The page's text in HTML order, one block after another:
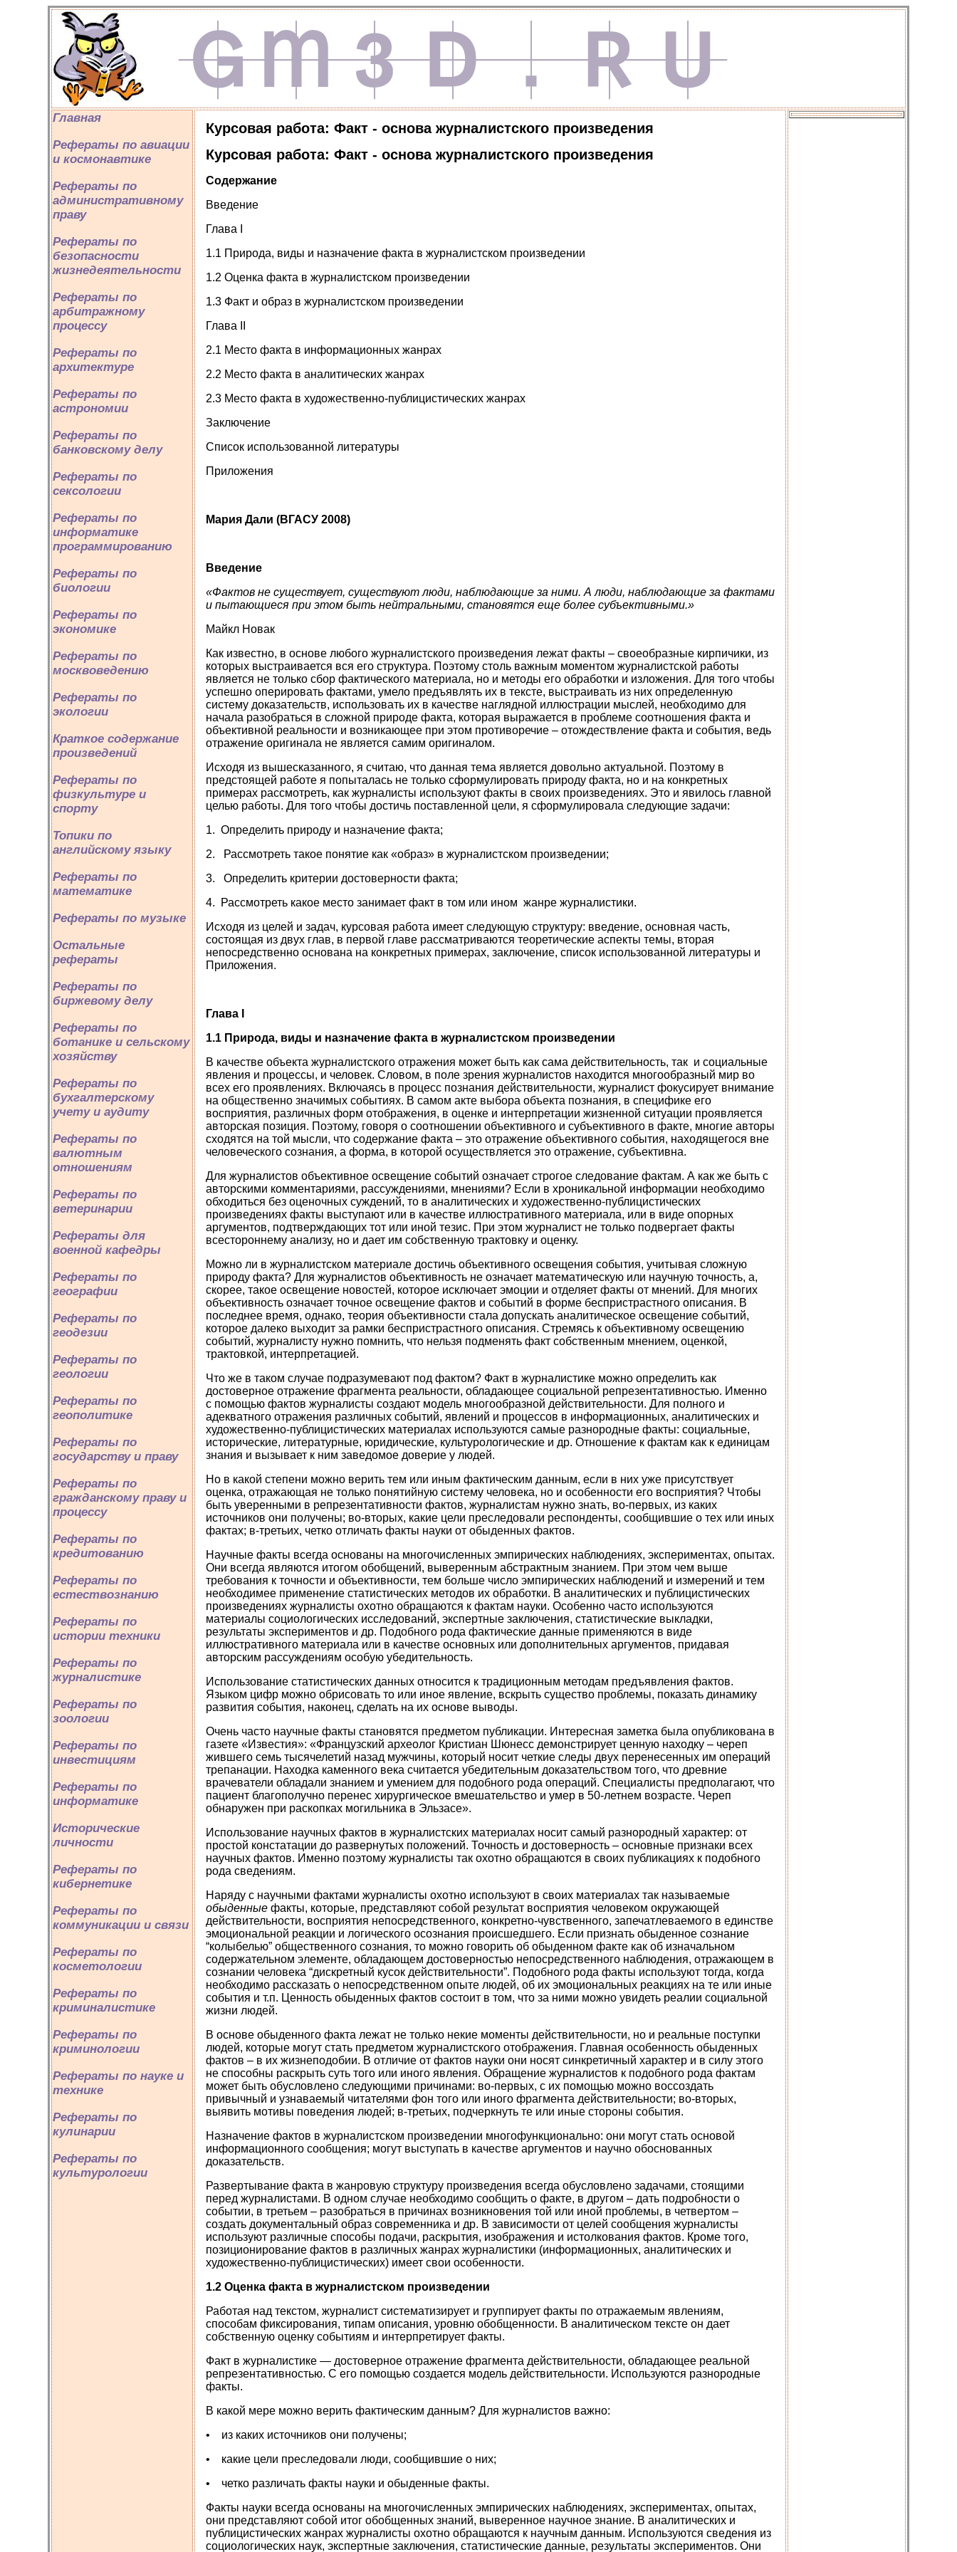
Главная
Рефераты по авиации
и космонавтике
Рефераты по
административному
праву
Рефераты по
безопасности
жизнедеятельности
Рефераты по
арбитражному
процессу
Рефераты по
архитектуре
Рефераты по
астрономии
Рефераты по
банковскому делу
Рефераты по
сексологии
Рефераты по
информатике
программированию
Рефераты по
биологии
Рефераты по
экономике
Рефераты по
москвоведению
Рефераты по
экологии
Краткое содержание
произведений
Рефераты по
физкультуре и
спорту
Топики по
английскому языку
Рефераты по
математике
Рефераты по музыке
Остальные
рефераты
Рефераты по
биржевому делу
Рефераты по
ботанике и сельскому
хозяйству
Рефераты по
бухгалтерскому
учету и аудиту
Рефераты по
валютным
отношениям
Рефераты по
ветеринарии
Рефераты для
военной кафедры
Рефераты по
географии
Рефераты по
геодезии
Рефераты по
геологии
Рефераты по
геополитике
Рефераты по
государству и праву
Рефераты по
гражданскому праву и
процессу
Рефераты по
кредитованию
Рефераты по
естествознанию
Рефераты по
истории техники
Рефераты по
журналистике
Рефераты по
зоологии
Рефераты по
инвестициям
Рефераты по
информатике
Исторические
личности
Рефераты по
кибернетике
Рефераты по
коммуникации и связи
Рефераты по
косметологии
Рефераты по
криминалистике
Рефераты по
криминологии
Рефераты по науке и
технике
Рефераты по
кулинарии
Рефераты по
культурологии
Курсовая работа: Факт - основа журналистского произведения
Курсовая работа: Факт - основа журналистского произведения
Содержание
Введение
Глава I
1.1 Природа, виды и назначение факта в журналистском произведении
1.2 Оценка факта в журналистском произведении
1.3 Факт и образ в журналистском произведении
Глава II
2.1 Место факта в информационных жанрах
2.2 Место факта в аналитических жанрах
2.3 Место факта в художественно-публицистических жанрах
Заключение
Список использованной литературы
Приложения
Мария Дали (ВГАСУ 2008)
Введение
«Фактов не существует, существуют люди, наблюдающие за ними. А люди, наблюдающие за фактами
и пытающиеся при этом быть нейтральными, становятся еще более субъективными.»
Майкл Новак
Как известно, в основе любого журналистского произведения лежат факты – своеобразные кирпичики, из
которых выстраивается вся его структура. Поэтому столь важным моментом журналистской работы
является не только сбор фактического материала, но и методы его обработки и изложения. Для того чтобы
успешно оперировать фактами, умело предъявлять их в тексте, выстраивать из них определенную
систему доказательств, использовать их в качестве наглядной иллюстрации мыслей, необходимо для
начала разобраться в сложной природе факта, которая выражается в проблеме соотношения факта и
объективной реальности и возникающее при этом противоречие – отождествление факта и события, ведь
отражение оригинала не является самим оригиналом.
Исходя из вышесказанного, я считаю, что данная тема является довольно актуальной. Поэтому в
предстоящей работе я попыталась не только сформулировать природу факта, но и на конкретных
примерах рассмотреть, как журналисты используют факты в своих произведениях. Это и явилось главной
целью работы. Для того чтобы достичь поставленной цели, я сформулировала следующие задачи:
1. Определить природу и назначение факта;
2. Рассмотреть такое понятие как «образ» в журналистском произведении;
3. Определить критерии достоверности факта;
4. Рассмотреть какое место занимает факт в том или ином жанре журналистики.
Исходя из целей и задач, курсовая работа имеет следующую структуру: введение, основная часть,
состоящая из двух глав, в первой главе рассматриваются теоретические аспекты темы, вторая
непосредственно основана на конкретных примерах, заключение, список использованной литературы и
Приложения.
Глава
1.1 Природа, виды и назначение факта в журналистском произведении
В качестве объекта журналистского отражения может быть как сама действительность, так и социальные
явления и процессы, и человек. Словом, в поле зрения журналистов находится многообразный мир во
всех его проявлениях. Включаясь в процесс познания действительности, журналист фокусирует внимание
на общественно значимых событиях. В самом акте выбора объекта познания, в специфике его
восприятия, различных форм отображения, в оценке и интерпретации жизненной ситуации проявляется
авторская позиция. Поэтому, говоря о соотношении объективного и субъективного в факте, многие авторы
сходятся на той мысли, что содержание факта – это отражение объективного события, находящегося вне
человеческого сознания, а форма, в которой осуществляется это отражение, субъективна.
Для журналистов объективное освещение событий означает строгое следование фактам. А как же быть с
авторскими комментариями, рассуждениями, мнениями? Если в хроникальной информации необходимо
обходиться без оценочных суждений, то в аналитических и художественно-публицистических
произведениях факты выступают или в качестве иллюстративного материала, или в виде опорных
аргументов, подтверждающих тот или иной тезис. При этом журналист не только подвергает факты
всестороннему анализу, но и дает им собственную трактовку и оценку.
Можно ли в журналистском материале достичь объективного освещения события, учитывая сложную
природу факта? Для журналистов объективность не означает математическую или научную точность, а,
скорее, такое освещение новостей, которое исключает эмоции и отделяет факты от мнений. Для многих
объективность означает точное освещение фактов и событий в форме беспристрастного описания. В
последнее время, однако, теория объективности стала допускать аналитическое освещение событий,
кото­рое далеко выходит за рамки беспристрастного описания. Стремясь к объективному освещению
событий, журналисту нужно помнить, что нельзя подменять факт собственным мнением, оценкой,
трактовкой, интерпретацией.
Что же в таком случае подразумевают под фактом? Факт в журналистике можно определить как
достоверное отражение фрагмента реальности, обладающее социальной репрезентативностью. Именно
с помощью фактов журналисты создают модель многообразной действительности. Для полного и
адекватного отражения различных событий, явлений и процессов в информационных, аналитических и
художественно-публицистических материалах используются самые разнородные факты: социальные,
исторические, литературные, юридические, культурологические и др. Отношение к фактам как к единицам
знания и вызывает к ним заведомое доверие у людей.
Но в какой степени можно верить тем или иным фактическим данным, если в них уже присутствует
оценка, отражающая не только понятийную систему человека, но и особенности его восприятия? Чтобы
быть уверенными в репрезентативности фактов, журналистам нужно знать, во-первых, из каких
источников они получены; во-вторых, какие цели преследовали респонденты, сообщившие о тех или иных
фактах; в-третьих, четко отличать факты науки от обыденных фактов.
Научные факты всегда основаны на многочисленных эмпирических наблюдениях, экспериментах, опытах.
Они всегда являются итогом обобщений, выверенным абстрактным знанием. При этом чем выше
требования к точности и объективности, тем больше число эмпирических наблюдений и измерений и тем
необходимее применение статистических методов их обработки. В аналитических и публицистических
произведениях журналисты охотно обращаются к фактам науки. Особенно часто используются
материалы социологических исследований, экспертные заключения, статистические выкладки,
результаты экспериментов и др. Подобного рода фактические данные применяются в виде
иллюстративного материала или в качестве основных или дополнительных аргументов, придавая
авторским рассуждениям особую убедительность.
Использование статистических данных относится к традиционным методам предъявления фактов.
Языком цифр можно обрисовать то или иное явление, вскрыть существо проблемы, показать динамику
развития события, наконец, сделать на их основе выводы.
Очень часто научные факты становятся предметом публикации. Интересная заметка была опубликована в
газете «Известия»: «Французский археолог Кристиан Шюнесс демонстрирует ценную находку – череп
жившего семь тысячелетий назад мужчины, который носит четкие следы двух перенесенных им операций
трепанации. Находка каменного века считается убедительным доказательством того, что древние
врачеватели обладали знанием и умением для подобного рода операций. Специалисты предполагают, что
пациент благополучно перенес хирургическое вмешательство и умер в 50-летнем возрасте. Череп
обнаружен при раскопках могильника в Эльзасе».
Использование научных фактов в журналистских материалах носит самый разнородный характер: от
простой констатации до развернутых положений. Точность и достоверность – основные признаки всех
научных фактов. Именно поэтому журналисты так охотно обращаются в своих публикациях к подобного
рода сведениям.
Наряду с научными фактами журналисты охотно используют в своих материалах так называемые
обыденные факты, которые, представляют собой результат восприятия человеком окружающей
действительности, восприятия непосредственного, конкретно-чувственного, запечатлеваемого в единстве
эмоциональной реакции и логического осознания происшедшего. Если признать обыденное сознание
“колыбелью” общественного сознания, то можно говорить об обыденном факте как об изначальном
содержательном элементе, обладающем достоверностью непосредственного наблюдения, отражающем в
сознании человека “дискретный кусок действительности”. Подобного рода факты используют тогда, когда
необходимо рассказать о непосредственном опыте людей, об их эмоциональных реакциях на те или иные
события и т.п. Ценность обыденных фактов состоит в том, что за ними можно увидеть реалии социальной
жизни людей.
В основе обыденного факта лежат не только некие моменты действительности, но и реальные поступки
людей, которые могут стать предметом журналистского отображения. Главная особенность обыденных
фактов – в их жизнеподобии. В отличие от фактов науки они носят синкретичный характер и в силу этого
не способны раскрыть суть того или иного явления. Обращение журналистов к подобного рода фактам
может быть обусловлено следующими причинами: во-первых, с их помощью можно воссоздать
привычный и узнаваемый читателями фон того или иного фрагмента действительности; во-вторых,
выявить мотивы поведения людей; в-третьих, подчеркнуть те или иные стороны события.
Назначение фактов в журналистском произведении многофункционально: они могут стать основой
информационного сообщения; могут выступать в качестве аргументов и научно обоснованных
доказательств.
Развертывание факта в жанровую структуру произведения всегда обусловлено задачами, стоящими
перед журналистами. В одном случае необходимо сообщить о факте, в другом – дать подробности о
событии, в третьем – разобраться в причинах возникновения той или иной проблемы, в четвертом –
создать документальный образ современника и др. В зависимости от целей сообщения журналисты
используют различные способы подачи, раскрытия, изображения и истолкования фактов. Кроме того,
позиционирование фактов в различных жанрах журналистики (информационных, аналитических и
художественно-публицистических) имеет свои особенности.
1.2 Оценка факта в журналистском произведении
Работая над текстом, журналист систематизирует и группирует факты по отражаемым явлениям,
способам фиксирования, типам описания, уровню обобщенности. В аналитическом тексте он дает
собственную оценку событиям и интерпретирует факты.
Факт в журналистике — достоверное отражение фрагмента действительности, обладающее реальной
репрезентативностью. С его помощью создается модель действительности. Используются разнородные
факты.
В какой мере можно верить фактическим данным? Для журналистов важно:
• из каких источников они получены;
• какие цели преследовали люди, сообщившие о них;
• четко различать факты науки и обыденные факты.
Факты науки всегда основаны на многочисленных эмпирических наблюдениях, экспериментах, опытах,
они представляют собой итог обобщенных знаний, выверенное научное знание. В аналитических и
публицистических жанрах журналисты охотно обращаются к научным данным. Используются сведения из
социологических наук, экспертные заключения, статистические данные, результаты экспериментов. Они